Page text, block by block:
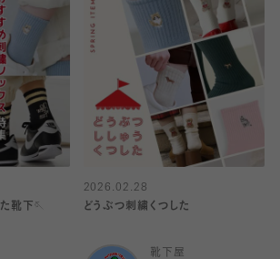
靴下🪡
2026.02.28
どうぶつ刺繍くつした
靴下屋